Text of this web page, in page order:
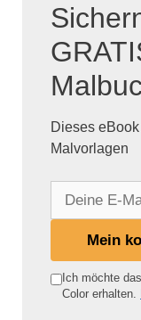
Dieses
Malvorlagen
e
Mein
Ich möchte
Color erhalten.